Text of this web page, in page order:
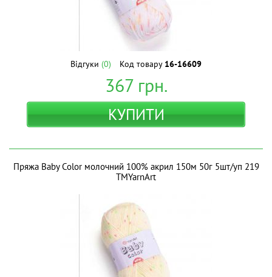
Відгуки (0) Код товару 16-16609
367грн.
КУПИТИ
Пряжа Baby Color молочний 100% акрил 150м 50г 5шт/уп 219
ТМYarnArt